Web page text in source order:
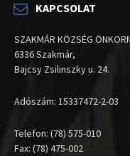
KAPCSOLAT
SZAKMÁR KÖZSÉG
6336 Szakmár,
Bajcsy Zsilinszky u. 24.
Adószám: 15337472-2-03
Telefon: (78) 575-010
Fax: (78) 475-002